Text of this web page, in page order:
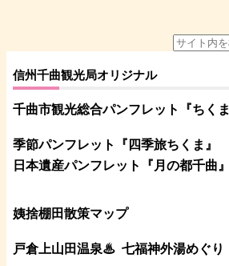
信州千曲観光局オリジナル
千曲市観光総合パンフレット 『ちくま
季節パンフレット『四季旅ちくま』
日本遺産パンフレット
『月の都千曲 』
姨捨棚田散策マップ
戸倉上山田温泉♨ 七福神外湯めぐり